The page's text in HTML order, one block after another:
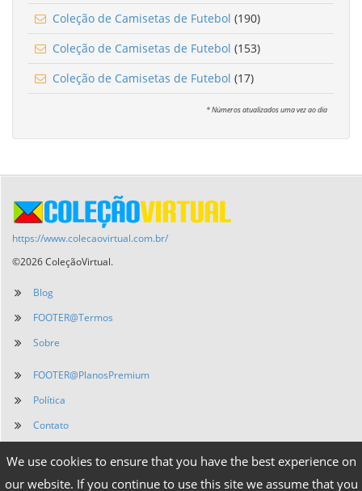
Coleção de Camisetas de Futebol (190)
Coleção de Camisetas de Futebol (153)
Coleção de Camisetas de Futebol (17)
* Números atualizados uma vez ao dia
https://www.colecaovirtual.com.br/
©2026 ColeçãoVirtual.
Blog
FOOTER@Termos
Sobre
FOOTER@PlanosPremium
Política
Contato
We use cookies to ensure that you have the best experience on
our website. If you continue to use this site we assume that you